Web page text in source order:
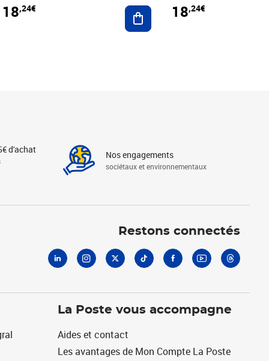
au panier
18,24€ Ajouter au panier
18,24€
d'achat Nos engagements
sociétaux et environnementaux
Restons connectés
La Poste vous accompagne
Aides et contact
Les avantages de Mon Compte La Poste